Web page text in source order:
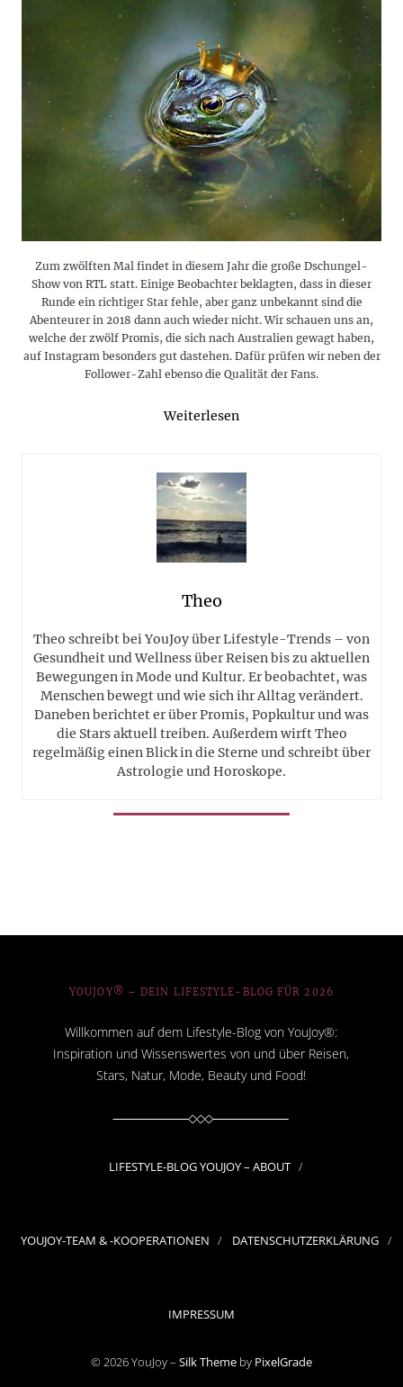
Zum zwölften Mal findet in diesem Jahr die große Dschungel-
Show von RTL statt. Einige Beobachter beklagten, dass in dieser
Runde ein richtiger Star fehle, aber ganz unbekannt sind die
Abenteurer in 2018 dann auch wieder nicht. Wir schauen uns an,
welche der zwölf Promis, die sich nach Australien gewagt haben,
auf Instagram besonders gut dastehen. Dafür prüfen wir neben der
Follower-Zahl ebenso die Qualität der Fans.
Weiterlesen
Theo
Theo schreibt bei YouJoy über Lifestyle-Trends – von
Gesundheit und Wellness über Reisen bis zu aktuellen
Bewegungen in Mode und Kultur. Er beobachtet, was
Menschen bewegt und wie sich ihr Alltag verändert.
Daneben berichtet er über Promis, Popkultur und was
die Stars aktuell treiben. Außerdem wirft Theo
regelmäßig einen Blick in die Sterne und schreibt über
Astrologie und Horoskope.
YOUJOY® – DEIN LIFESTYLE-BLOG FÜR 2026
Willkommen auf dem Lifestyle-Blog von YouJoy®:
Inspiration und Wissenswertes von und über Reisen,
Stars, Natur, Mode, Beauty und Food!
LIFESTYLE-BLOG YOUJOY – ABOUT
YOUJOY-TEAM & -KOOPERATIONEN DATENSCHUTZERKLÄRUNG
IMPRESSUM
© 2026 YouJoy – Silk Theme by PixelGrade